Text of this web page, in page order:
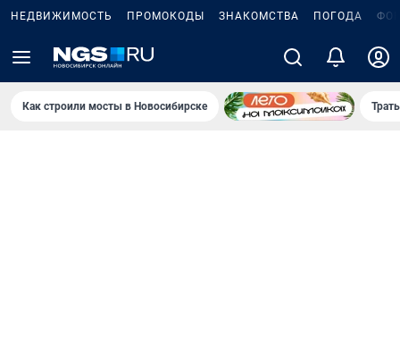
НЕДВИЖИМОСТЬ ПРОМОКОДЫ ЗНАКОМСТВА ПОГОДА
Как строили мосты в Новосибирске